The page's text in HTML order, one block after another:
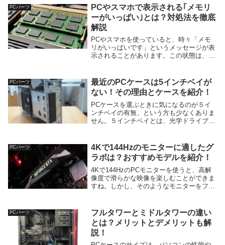
といえば、やっぱり安定なのは
Thermalright↓...
PCパーツ
PCやスマホで表示される｢メモリ
ーがいっぱい｣とは？対処法を徹底
解説
PCやスマホを使っていると、時々「メモ
リがいっぱいです」というメッセージが表
示されることがあります。この状態は、デ
なります。では、メモリがいっぱいになる
とはどういう...
PCパーツ
最近のPCケースは5インチベイが
ない！その理由とケースを紹介！
PCケースを選ぶときに気になるのが５イ
ンチベイの有無、という方も少なくありま
せん。５インチベイとは、光学ドライブや
ね。最近では５インチベイが搭載されてい
ないPCケース...
PCパーツ
4Kで144Hzのモニターに適したグ
ラボは？おすすめモデルを紹介！
4Kで144HzのPCモニターを使うと、高解
像度で滑らかな映像を楽しむことができま
すね。しかし、そのようなモニターをフル
では、どのようなグラボが4Kで144Hzの
モ...
PCパーツ
フルタワーとミドルタワーの違い
とは？メリットとデメリットも解
説！